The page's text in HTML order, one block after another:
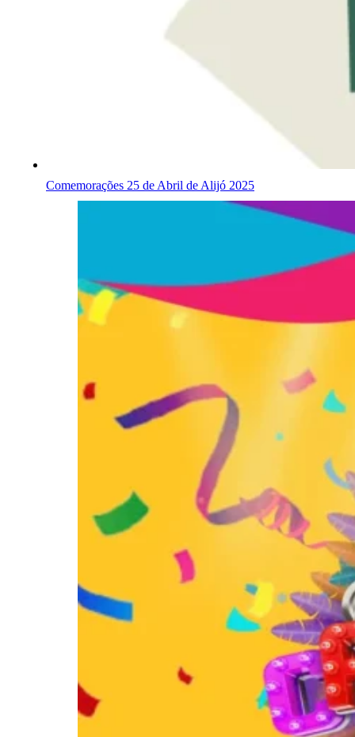
Comemorações 25 de Abril de Alijó 2025